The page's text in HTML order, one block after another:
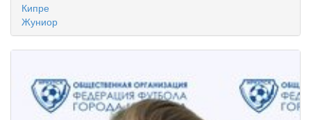
Кипре
Жуниор